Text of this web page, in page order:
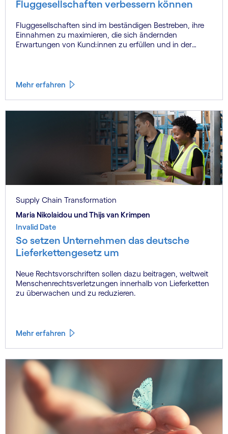
Fluggesellschaften verbessern können
Fluggesellschaften sind im beständigen Bestreben, ihre
Einnahmen zu maximieren, die sich ändernden
Erwartungen von Kund:innen zu erfüllen und in der
Sicht ihrer Kund:innen überdenken. Die Technologie der
gesamten Ecosystem zu optimieren.
Mehr erfahren
Supply Chain Transformation
Maria Nikolaidou und Thijs van Krimpen
Invalid Date
So setzen Unternehmen das deutsche
Lieferkettengesetz um
Neue Rechtsvorschriften sollen dazu beitragen, weltweit
Menschenrechtsverletzungen innerhalb von Lieferketten
zu überwachen und zu reduzieren.
Mehr erfahren